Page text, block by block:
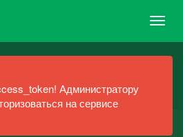
Администратору
на сервисе